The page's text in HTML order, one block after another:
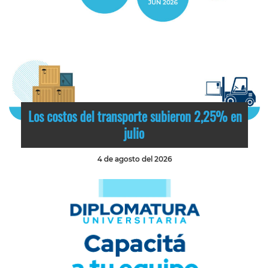
Los costos del transporte subieron 2,25% en
julio
4 de agosto del 2026